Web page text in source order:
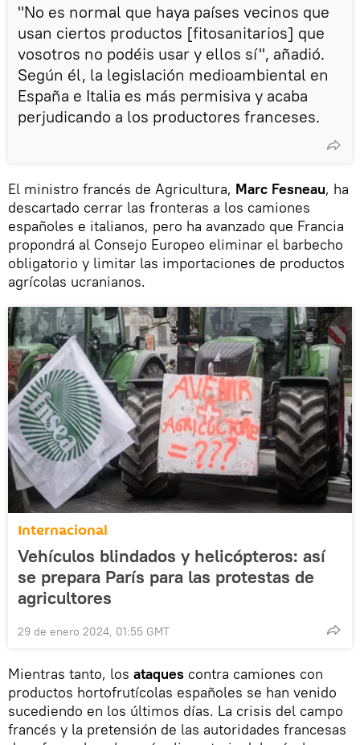
"No es normal que haya países vecinos que
usan ciertos productos [fitosanitarios] que
vosotros no podéis usar y ellos sí", añadió.
Según él, la legislación medioambiental en
España e Italia es más permisiva y acaba
perjudicando a los productores franceses.
El ministro francés de Agricultura, Marc Fesneau, ha
descartado cerrar las fronteras a los camiones
españoles e italianos, pero ha avanzado que Francia
propondrá al Consejo Europeo eliminar el barbecho
obligatorio y limitar las importaciones de productos
agrícolas ucranianos.
Internacional
Vehículos blindados y helicópteros: así
se prepara París para las protestas de
agricultores
29 de enero 2024, 01:55 GMT
Mientras tanto, los ataques contra camiones con
productos hortofrutícolas españoles se han venido
sucediendo en los últimos días. La crisis del campo
francés y la pretensión de las autoridades francesas